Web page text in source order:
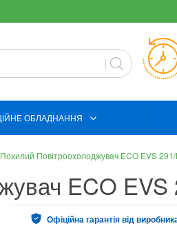
ОБЛАДНАННЯ
Похилий Повітроохолоджувач ECO EVS
ECO EVS
Офіційна гарантія від